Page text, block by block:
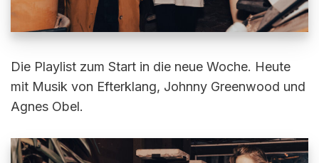
Die Playlist zum Start in die neue Woche. Heute
mit Musik von Efterklang, Johnny Greenwood und
Agnes Obel.